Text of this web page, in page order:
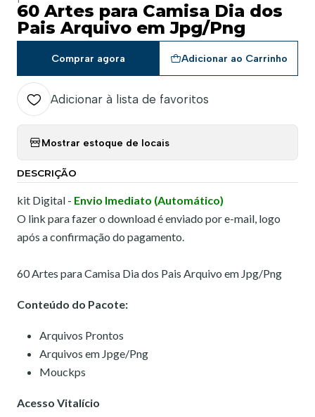
60 Artes para Camisa Dia dos
Pais Arquivo em Jpg/Png
Adicionar ao Carrinho
Comprar agora
Adicionar à lista de favoritos
Mostrar estoque de locais
DESCRIÇÃO
kit Digital - Envio Imediato (Automático)
O link para fazer o download é enviado por e-mail, logo
após a confirmação do pagamento.
60 Artes para Camisa Dia dos Pais Arquivo em Jpg/Png
Conteúdo do Pacote:
Arquivos Prontos
Arquivos em Jpge/Png
Mouckps
Acesso Vitalício